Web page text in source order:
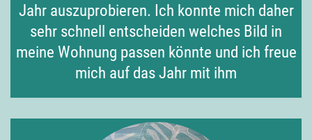
Jahr auszuprobieren. Ich konnte mich daher
sehr schnell entscheiden welches Bild in
meine Wohnung passen könnte und ich freue
mich auf das Jahr mit ihm